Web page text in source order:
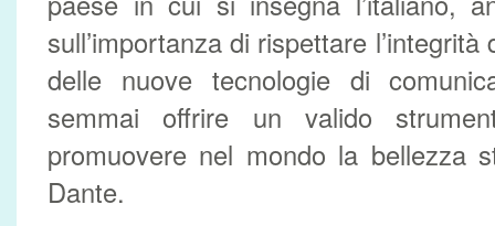
sull’importanza di rispettare l’integrità
delle nuove tecnologie di
semmai offrire un valido
promuovere nel mondo la bellezza
Dante.